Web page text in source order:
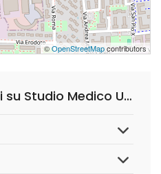
©OpenStreetMapcontributors
Domande Frequenti su Studio Medico Urologia-Andrologia Gadda Franco